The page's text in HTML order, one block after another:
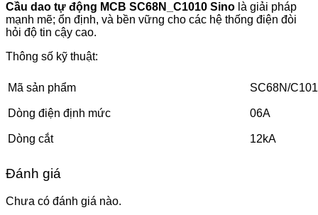
Cầu dao tự động MCB SC68N_C1010 Sino là giải pháp
mạnh mẽ; ổn định, và bền vững cho các hệ thống điện đòi
hỏi độ tin cậy cao.
Thông số kỹ thuật:
Mã sản phẩm SC68N/
Dòng điện định mức 06A
Dòng cắt 12kA
Đánh giá
Chưa có đánh giá nào.